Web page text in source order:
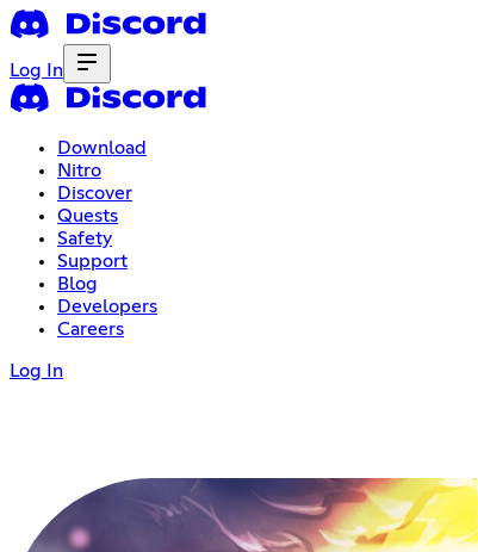
Log In
Download
Nitro
Discover
Quests
Safety
Support
Blog
Developers
Careers
Log In